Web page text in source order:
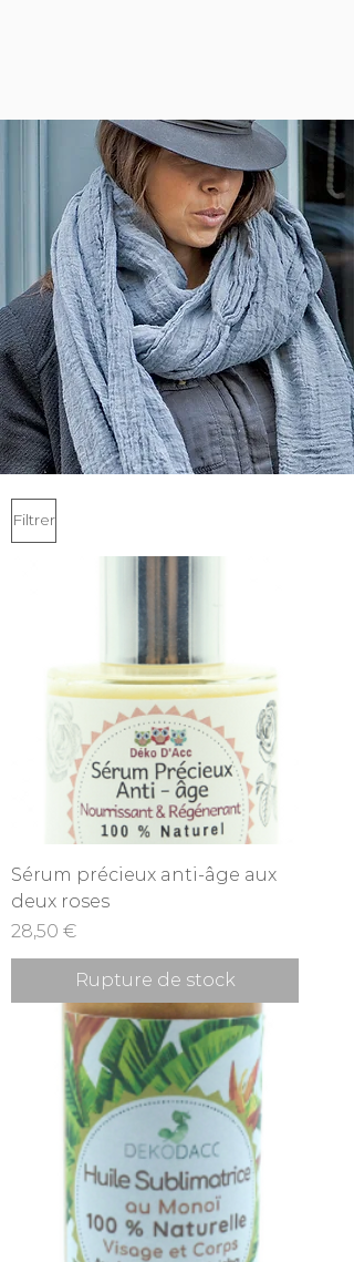
Filtrer
Sérum précieux anti-âge aux
deux roses
Prix
28,50 €
Rupture de stock